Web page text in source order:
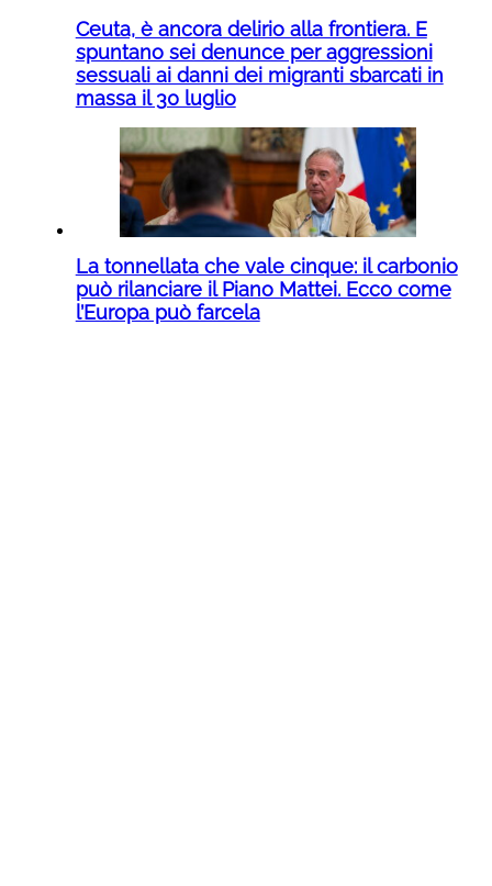
Ceuta, è ancora delirio alla frontiera. E
spuntano sei denunce per aggressioni
sessuali ai danni dei migranti sbarcati in
massa il 30 luglio
La tonnellata che vale cinque: il carbonio
può rilanciare il Piano Mattei. Ecco come
l’Europa può farcela